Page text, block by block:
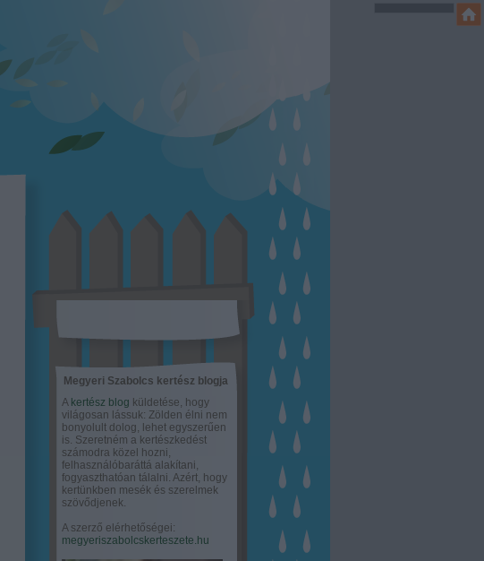
Megyeri Szabolcs kertész blogja
A kertész blog küldetése, hogy
világosan lássuk: Zölden élni nem
bonyolult dolog, lehet egyszerűen
is. Szeretném a kertészkedést
számodra közel hozni,
felhasználóbaráttá alakítani,
fogyaszthatóan tálalni. Azért, hogy
kertünkben mesék és szerelmek
szövődjenek.
A szerző elérhetőségei:
megyeriszabolcskerteszete.hu